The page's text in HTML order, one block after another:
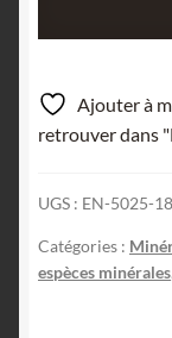
mine
de
La
Mercoeur,
Haute-
Loire.
Ajouter à
retrouver dans
UGS : EN-5025-18
Catégories :
espèces minérales